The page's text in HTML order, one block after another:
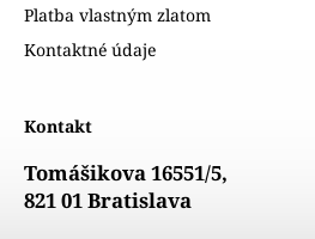
Platba vlastným zlatom
Kontaktné údaje
Kontakt
Tomášikova 16551/5,
821 01 Bratislava